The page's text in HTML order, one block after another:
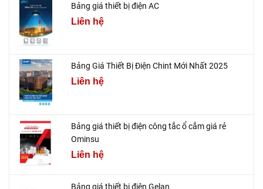
Bảng giá thiết bị điện AC
Liên hệ
Bảng Giá Thiết Bị Điện Chint Mới Nhất 2025
Liên hệ
Bảng giá thiết bị điện công tắc ổ cắm giá rẻ
Ominsu
Liên hệ
Bảng giá thiết bị điện Gelan